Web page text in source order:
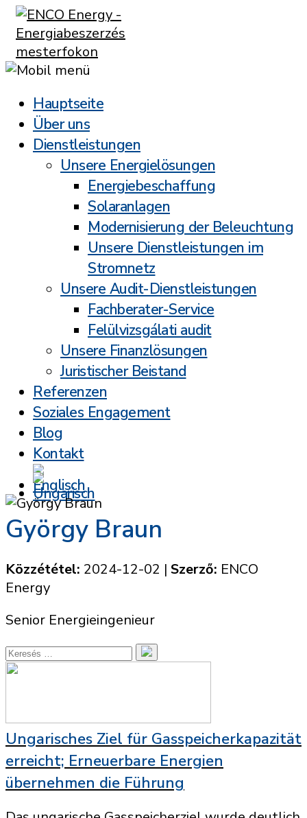
Hauptseite
Über uns
Dienstleistungen
Unsere Energielösungen
Energiebeschaffung
Solaranlagen
Modernisierung der Beleuchtung
Unsere Dienstleistungen im
Stromnetz
Unsere Audit-Dienstleistungen
Fachberater-Service
Felülvizsgálati audit
Unsere Finanzlösungen
Juristischer Beistand
Referenzen
Soziales Engagement
Blog
Kontakt
György Braun
Közzététel: 2024-12-02 | Szerző: ENCO
Energy
Senior Energieingenieur
Ungarisches Ziel für Gasspeicherkapazität
erreicht; Erneuerbare Energien
übernehmen die Führung